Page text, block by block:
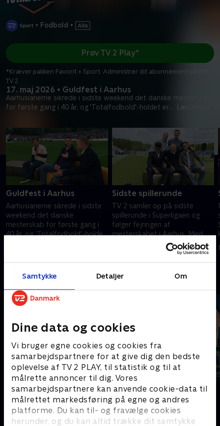
Samtykke Detaljer Om
Dine data og cookies
Vi bruger egne cookies og cookies fra
samarbejdspartnere for at give dig den bedste
oplevelse af TV 2 PLAY, til statistik og til at
målrette annoncer til dig. Vores
samarbejdspartnere kan anvende cookie-data til
målrettet markedsføring på egne og andres
platforme. Du kan til- og fravælge cookies
herunder, og du kan altid trække dit samtykke
• Fodbold •
17. maj 2026 • Guldfest i Aarhus
Aarhusianerne sikrede i sidste weekend det danske mesterskab
for første gang i 40 år, og 'Totalfodbold'-holdet er...
Prøv TV 2 Play*
*Kræver pakken Favorit + Sport. Administrer dit abonnement på Mit
TV 2.
Guldfest i Aarhus
Aarhusianerne sikrede i sidste
weekend det danske
mesterskab for første gang i
40 år, og 'Totalfodbold'-holdet
Sidste spillerunde
TV 2 samler op på sidste
spillerunde i Superligaen og
følger fejringen af
mesterskabet i Aarhus. Med
Jesper Amter, Lars Jakobsen
17. maj 2026 • 101 min
Andre så også
Serie A
Fodbold
PLAYER
Fodbold